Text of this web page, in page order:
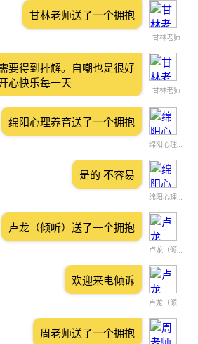
甘林老师
甘林老师送了一个拥抱
甘林老师
要得到排解。自嘲也是很好
心快乐每一天
绵阳心理养育
绵阳心理养育送了一个拥抱
绵阳心理养育
是的 不容易
卢龙（倾听）
卢龙（倾听）送了一个拥抱
卢龙（倾听）
欢迎来电倾诉
周老师送了一个拥抱